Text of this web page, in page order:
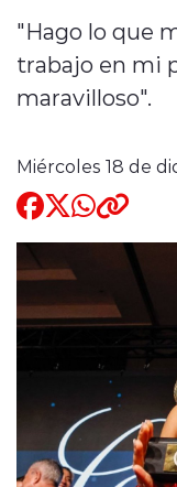
Quienes
"Hago lo que
trabajo en mi
maravilloso".
Miércoles 18 de